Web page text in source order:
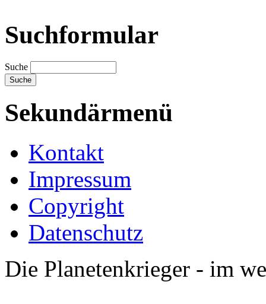
Suchformular
Suche
Sekundärmenü
Kontakt
Impressum
Copyright
Datenschutz
Die Planetenkrieger - im